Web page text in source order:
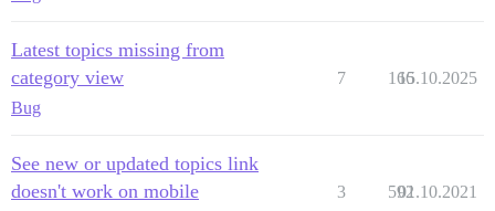
Latest topics missing from
category view
Bug
7 166
15.10.2025
See new or updated topics link
doesn't work on mobile
3 592
01.10.2021